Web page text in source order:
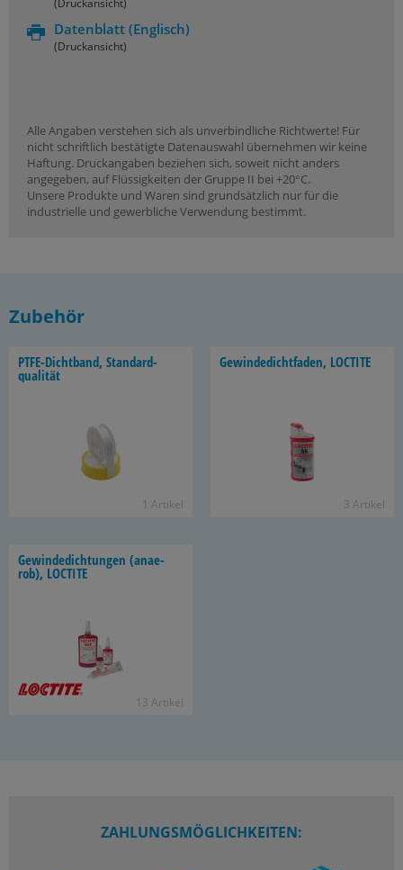
(Druckansicht)
Datenblatt (Englisch)
(Druckansicht)
Alle Angaben verstehen sich als unverbindliche Richtwerte! Für
nicht schriftlich bestätigte Datenauswahl übernehmen wir keine
Haftung. Druckangaben beziehen sich, soweit nicht anders
angegeben, auf Flüssigkeiten der Gruppe II bei +20°C.
Unsere Produkte und Waren sind grundsätzlich nur für die
industrielle und gewerbliche Verwendung bestimmt.
Zubehör
PTFE-​Dichtband, Stan­dard­
qua­li­tät
1 Ar­ti­kel
Ge­win­de­dicht­fa­den, LOC­TI­TE
3 Ar­ti­kel
Ge­win­de­dich­tun­gen (an­ae­
rob), LOC­TI­TE
13 Ar­ti­kel
ZAHLUNGSMÖGLICHKEITEN: